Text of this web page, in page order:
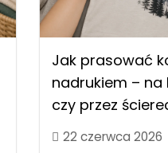
Jak prasować
nadrukiem –
czy przez
22 czerwca 2026